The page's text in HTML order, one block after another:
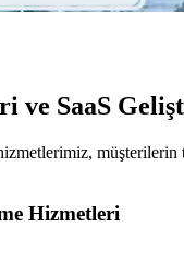
ve SaaS
müşterilerin
Hizmetleri